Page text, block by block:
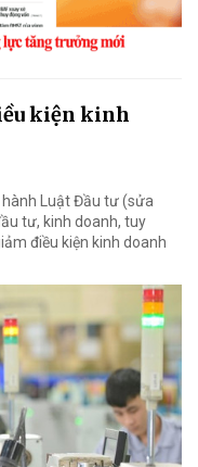
kiện kinh
Luật Đầu tư (sửa
tư, kinh doanh, tuy
điều kiện kinh doanh